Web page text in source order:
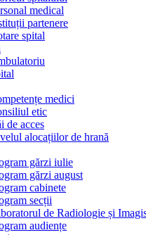
medical
partenere
spital
medici
etic
de acces
alocațiilor de hrană
gărzi iulie
gărzi august
cabinete
secții
de Radiologie și
audiențe